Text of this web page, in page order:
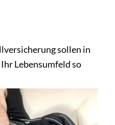
sollen in
Lebensumfeld so